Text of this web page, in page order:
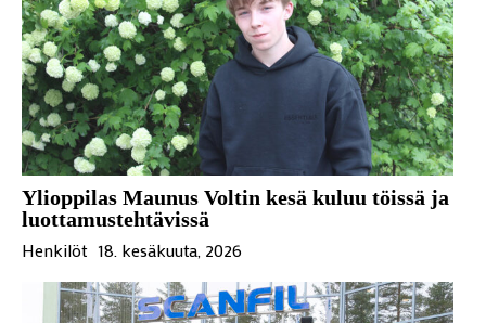
Ylioppilas Maunus Voltin kesä kuluu töissä ja
luottamustehtävissä
Henkilöt 18. kesäkuuta, 2026